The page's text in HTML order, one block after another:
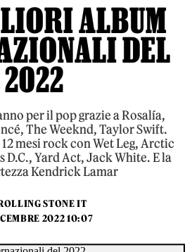
ALBUM
DEL
2022
per il pop grazie a Rosalía,
The Weeknd, Taylor Swift.
mesi rock con Wet Leg, Arctic
D.C., Yard Act, Jack White. E la
Kendrick Lamar
STONE IT
2022 10:07